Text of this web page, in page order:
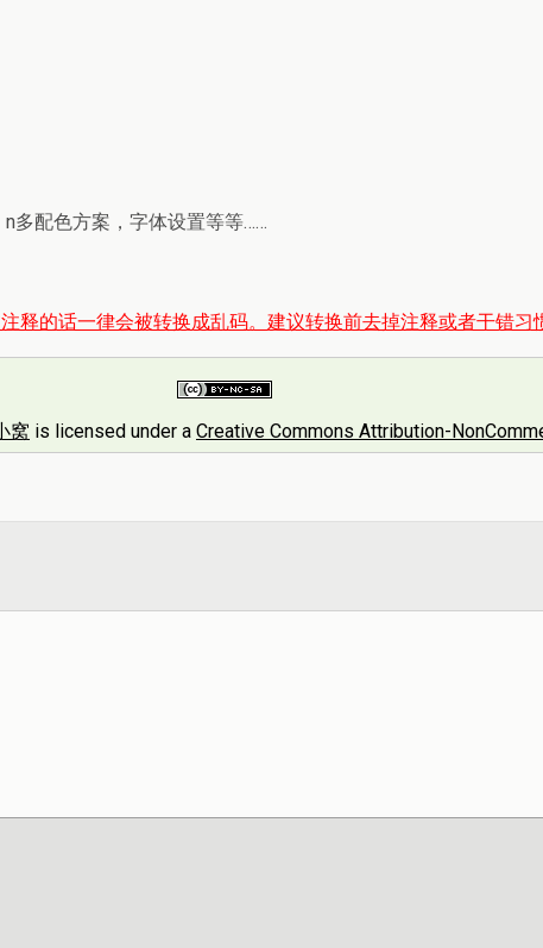
多配色方案，字体设置等等……
的话一律会被转换成乱码。建议转换前去掉注释或者干错习
窝 is licensed under a Creative Commons Attribution-